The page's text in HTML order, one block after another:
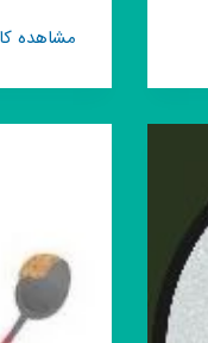
مشاهده